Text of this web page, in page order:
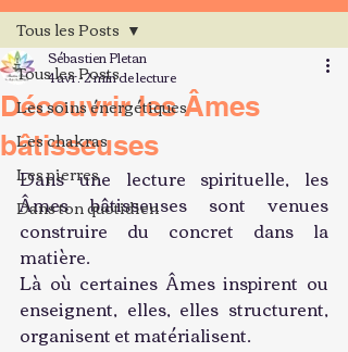
Tous les Posts
Les soins énergétiques
Les chakras
Les pierres
Dans ton quotidien
Tous les Posts
Découvrir les Âmes
bâtisseuses
Sébastien Pletan
4 avr.2 min de lecture
Dans une lecture spirituelle, les
Âmes bâtisseuses sont venues
construire du concret dans la
matière.
Là où certaines Âmes inspirent ou
enseignent, elles, elles structurent,
organisent et matérialisent.